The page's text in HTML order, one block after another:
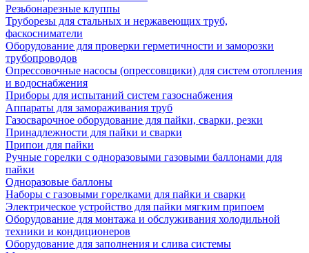
Резьбонарезные клуппы
Труборезы для стальных и нержавеющих труб,
фаскосниматели
Оборудование для проверки герметичности и заморозки
трубопроводов
Опрессовочные насосы (опрессовщики) для систем отопления
и водоснабжения
Приборы для испытаний систем газоснабжения
Аппараты для замораживания труб
Газосварочное оборудование для пайки, сварки, резки
Принадлежности для пайки и сварки
Припои для пайки
Ручные горелки с одноразовыми газовыми баллонами для
пайки
Одноразовые баллоны
Наборы с газовыми горелками для пайки и сварки
Электрическое устройство для пайки мягким припоем
Оборудование для монтажа и обслуживания холодильной
техники и кондиционеров
Оборудование для заполнения и слива системы